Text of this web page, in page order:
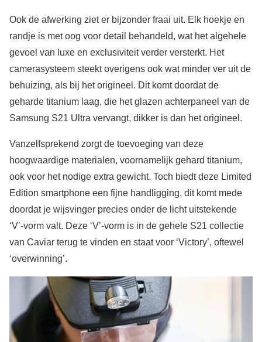
Ook de afwerking ziet er bijzonder fraai uit. Elk hoekje en
randje is met oog voor detail behandeld, wat het algehele
gevoel van luxe en exclusiviteit verder versterkt. Het
camerasysteem steekt overigens ook wat minder ver uit de
behuizing, als bij het origineel. Dit komt doordat de
geharde titanium laag, die het glazen achterpaneel van de
Samsung S21 Ultra vervangt, dikker is dan het origineel.
Vanzelfsprekend zorgt de toevoeging van deze
hoogwaardige materialen, voornamelijk gehard titanium,
ook voor het nodige extra gewicht. Toch biedt deze Limited
Edition smartphone een fijne handligging, dit komt mede
doordat je wijsvinger precies onder de licht uitstekende
‘V’-vorm valt. Deze ‘V’-vorm is in de gehele S21 collectie
van Caviar terug te vinden en staat voor ‘Victory’, oftewel
‘overwinning’.